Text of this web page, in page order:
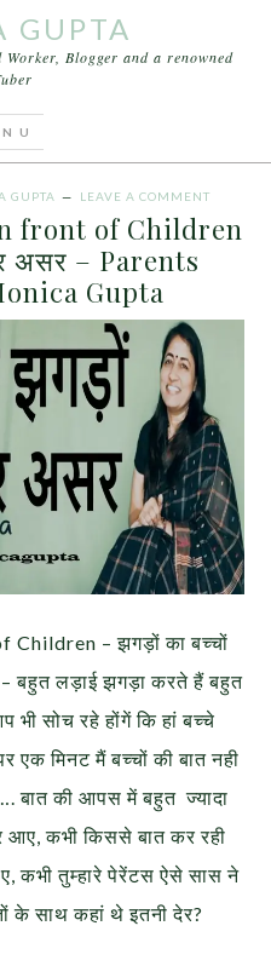
GUPTA
Blogger and a renowned
GUPTA LEAVE A COMMENT
front of Children
असर – Parents
Gupta
– झगड़ों का बच्चों
बहुत लड़ाई झगड़ा करते हैं बहुत
भी सोच रहे होंगें कि हां बच्चे
एक मिनट मैं बच्चों की बात नही
बात की आपस में बहुत ज्यादा
आए, कभी किससे बात कर रही
कभी तुम्हारे पेरेंटस ऐसे सास ने
के साथ कहां थे इतनी देर?